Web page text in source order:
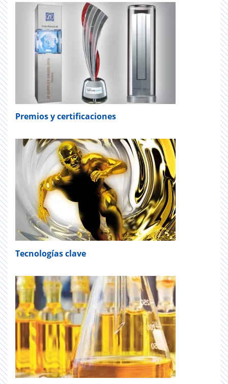
Premios y certificaciones
Tecnologías clave